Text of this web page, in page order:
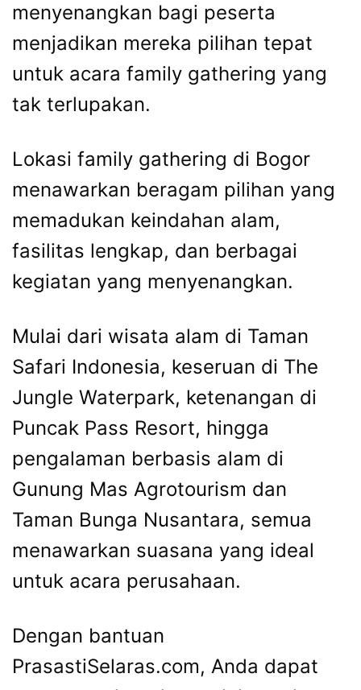
menyenangkan bagi peserta
menjadikan mereka pilihan tepat
untuk acara family gathering yang
tak terlupakan.
Lokasi family gathering di Bogor
menawarkan beragam pilihan yang
memadukan keindahan alam,
fasilitas lengkap, dan berbagai
kegiatan yang menyenangkan.
Mulai dari wisata alam di Taman
Safari Indonesia, keseruan di The
Jungle Waterpark, ketenangan di
Puncak Pass Resort, hingga
pengalaman berbasis alam di
Gunung Mas Agrotourism dan
Taman Bunga Nusantara, semua
menawarkan suasana yang ideal
untuk acara perusahaan.
Dengan bantuan
PrasastiSelaras.com, Anda dapat